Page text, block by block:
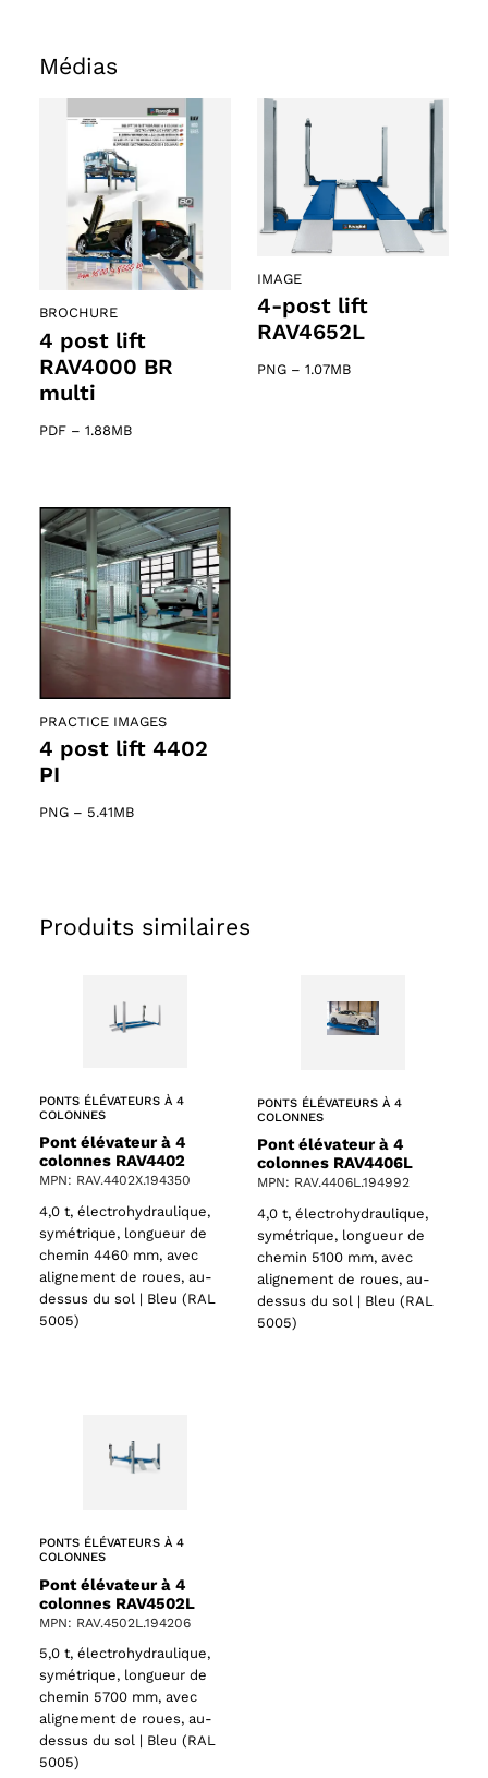
Médias
BROCHURE
4 post lift
RAV4000 BR
multi
PDF – 1.88MB
IMAGE
4-post lift
RAV4652L
PNG – 1.07MB
PRACTICE IMAGES
4 post lift 4402
PI
PNG – 5.41MB
Produits similaires
PONTS ÉLÉVATEURS À 4
COLONNES
Pont élévateur à 4
colonnes RAV4402
MPN: RAV.4402X.194350
4,0 t, électrohydraulique,
symétrique, longueur de
chemin 4460 mm, avec
alignement de roues, au-
dessus du sol | Bleu (RAL
5005)
PONTS ÉLÉVATEURS À 4
COLONNES
Pont élévateur à 4
colonnes RAV4406L
MPN: RAV.4406L.194992
4,0 t, électrohydraulique,
symétrique, longueur de
chemin 5100 mm, avec
alignement de roues, au-
dessus du sol | Bleu (RAL
5005)
PONTS ÉLÉVATEURS À 4
COLONNES
Pont élévateur à 4
colonnes RAV4502L
MPN: RAV.4502L.194206
5,0 t, électrohydraulique,
symétrique, longueur de
chemin 5700 mm, avec
alignement de roues, au-
dessus du sol | Bleu (RAL
5005)